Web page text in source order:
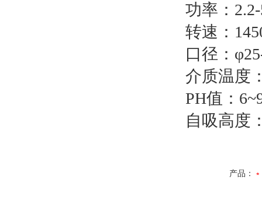
功率：
转速：
口径：
介质温度
PH值：
自吸高度
产品：